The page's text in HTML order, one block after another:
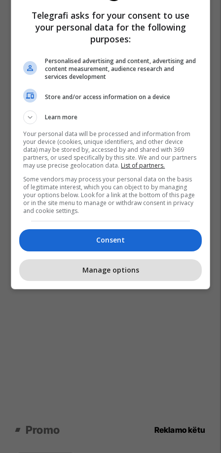
Promo Reklamo këtu
Telegrafi asks for your consent to use
your personal data for the following
purposes:
Personalised advertising and content, advertising and
content measurement, audience research and
services development
Store and/or access information on a device
Learn more
Your personal data will be processed and information from
your device (cookies, unique identifiers, and other device
data) may be stored by, accessed by and shared with 369
partners, or used specifically by this site. We and our partners
may use precise geolocation data. List of partners.
Some vendors may process your personal data on the basis
of legitimate interest, which you can object to by managing
your options below. Look for a link at the bottom of this page
or in the site menu to manage or withdraw consent in privacy
and cookie settings.
Consent
Manage options